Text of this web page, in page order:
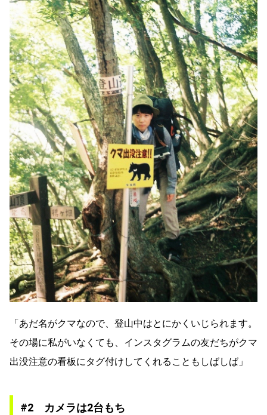
「あだ名がクマなので、登山中はとにかくいじられます。
その場に私がいなくても、インスタグラムの友だちがクマ
出没注意の看板にタグ付けしてくれることもしばしば」
#2 カメラは2台もち